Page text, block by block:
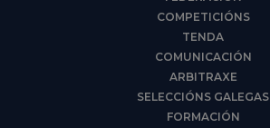
COMPETICIÓNS
TENDA
COMUNICACIÓN
ARBITRAXE
SELECCIÓNS GALEGAS
FORMACIÓN